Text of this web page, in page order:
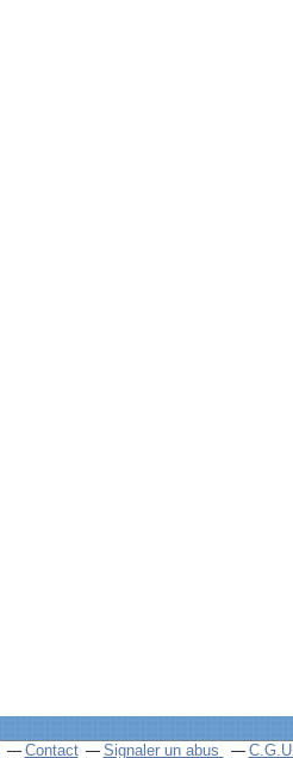
Contact Signaler un abus C.G.U.